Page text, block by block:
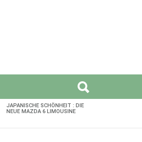
JAPANISCHE SCHÖNHEIT : DIE
NEUE MAZDA 6 LIMOUSINE